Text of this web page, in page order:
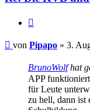
Beitrag
von Pipapo » 3.
BrunoWolfhat
APP
für Leute
zu hell, dann ist